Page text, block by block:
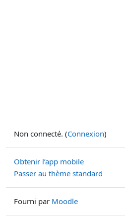
Non connecté. (Connexion)
Obtenir l’app mobile
Passer au thème standard
Fourni par Moodle